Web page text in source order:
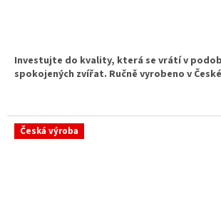
Investujte do kvality, která se vrátí v
spokojených zvířat. Ručně vyrobeno v
Česká výroba